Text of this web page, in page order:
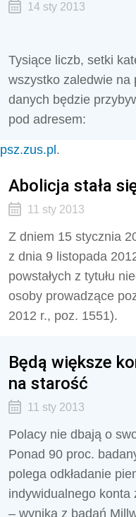
14 sty 2013
Tysiące liczb, setki
wszystko zaledwie na
danych będzie
pod adresem:
psz.zus.pl .
Abolicja stała
11 sty 2013
Z dniem 15 stycznia
z dnia 9 listopada
powstałych z tytułu
osoby prowadzące
2012 r., poz. 1551).
Będą większe
na starość
11 sty 2013
Polacy nie dbają o
Ponad 90 proc.
polega odkładanie
indywidualnego konta
– wynika z badań